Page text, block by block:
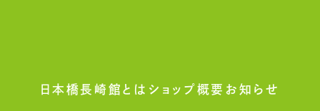
日本橋長崎館とは ショップ概要 お知らせ